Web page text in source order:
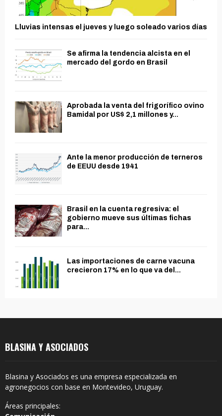
Lluvias intensas el jueves y luego soleado varios días
Se afirma la tendencia alcista en el
mercado del gordo en Brasil
Aprobada la venta del frigorífico ovino
Bamidal por US$ 2,1 millones y...
Ante la menor producción de terneros
de EEUU desde 1941
Brasil en la cuenta regresiva: el
gobierno mueve sus últimas fichas
para...
Las importaciones de carne vacuna
crecieron 17% en lo que va del...
BLASINA Y ASOCIADOS
Blasina y Asociados es una empresa especializada en
agronegocios con base en Montevideo, Uruguay.
Áreas principales: